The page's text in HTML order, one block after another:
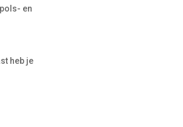
en
heb je